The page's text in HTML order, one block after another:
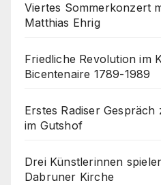
Viertes Sommerkonzert
Matthias Ehrig
Friedliche Revolution im
Bicentenaire 1789-1989
Erstes Radiser
im Gutshof
Drei Künstlerinnen
Dabruner Kirche